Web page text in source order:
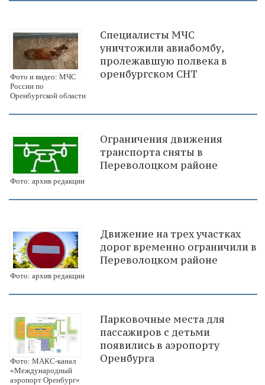
Фото и видео: МЧС
России по
Оренбургской области
Специалисты МЧС
уничтожили авиабомбу,
пролежавшую полвека в
оренбургском СНТ
Фото: архив редакции
Ограничения движения
транспорта сняты в
Переволоцком районе
Фото: архив редакции
Движение на трех участках
дорог временно ограничили в
Переволоцком районе
Фото: МАКС-канал
«Международный
аэропорт Оренбург»
Парковочные места для
пассажиров с детьми
появились в аэропорту
Оренбурга